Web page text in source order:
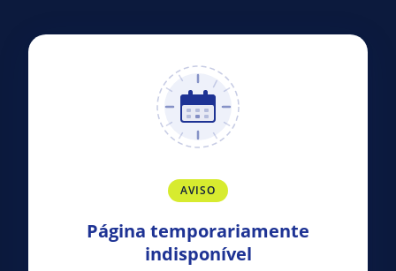
AVISO
Página temporariamente
indisponível